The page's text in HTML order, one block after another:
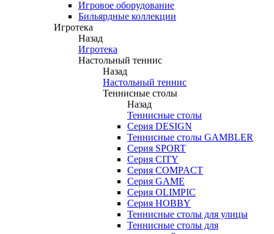
Игровое оборудование
Бильярдные коллекции
Игротека
Назад
Игротека
Настольный теннис
Назад
Настольный теннис
Теннисные столы
Назад
Теннисные столы
Серия DESIGN
Теннисные столы GAMBLER
Серия SPORT
Серия CITY
Серия COMPACT
Серия GAME
Серия OLIMPIC
Серия HOBBY
Теннисные столы для улицы
Теннисные столы для